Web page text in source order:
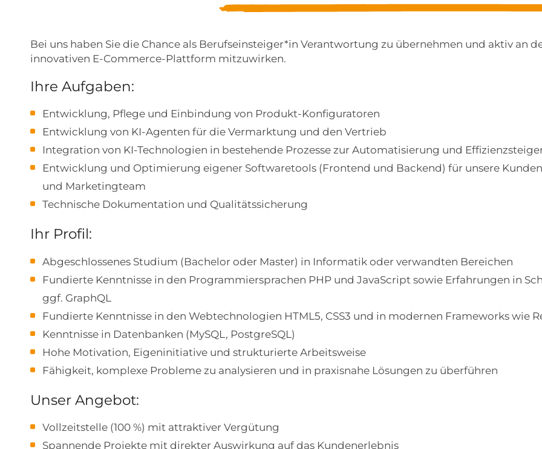
Bei uns haben Sie die Chance als Berufseinsteiger*in Verantwortung zu übernehmen und aktiv an
innovativen E-Commerce-Plattform mitzuwirken.
Ihre Aufgaben:
Entwicklung, Pflege und Einbindung von Produkt-Konfiguratoren
Entwicklung von KI-Agenten für die Vermarktung und den Vertrieb
Integration von KI-Technologien in bestehende Prozesse zur Automatisierung und
Entwicklung und Optimierung eigener Softwaretools (Frontend und Backend) für unsere
und Marketingteam
Technische Dokumentation und Qualitätssicherung
Ihr Profil:
Abgeschlossenes Studium (Bachelor oder Master) in Informatik oder verwandten Bereichen
Fundierte Kenntnisse in den Programmiersprachen PHP und JavaScript sowie Erfahrungen in
ggf. GraphQL
Fundierte Kenntnisse in den Webtechnologien HTML5, CSS3 und in modernen Frameworks wie
Kenntnisse in Datenbanken (MySQL, PostgreSQL)
Hohe Motivation, Eigeninitiative und strukturierte Arbeitsweise
Fähigkeit, komplexe Probleme zu analysieren und in praxisnahe Lösungen zu überführen
Unser Angebot:
Vollzeitstelle (100 %) mit attraktiver Vergütung
Spannende Projekte mit direkter Auswirkung auf das Kundenerlebnis